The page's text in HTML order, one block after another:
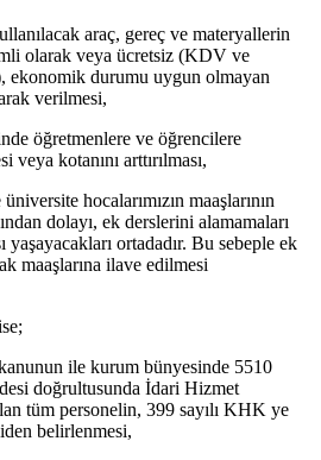
araç, gereç ve materyallerin
olarak veya ücretsiz (KDV ve
ekonomik durumu uygun olmayan
verilmesi,
öğretmenlere ve öğrencilere
kotanını arttırılması,
hocalarımızın maaşlarının
dolayı, ek derslerini alamamaları
yaşayacakları ortadadır. Bu sebeple ek
maaşlarına ilave edilmesi
ile kurum bünyesinde 5510
doğrultusunda İdari Hizmet
tüm personelin, 399 sayılı KHK ye
belirlenmesi,